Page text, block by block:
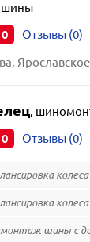
шины
0 Отзывы (0)
,
0 Отзывы (0)
колеса
колеса
шины с